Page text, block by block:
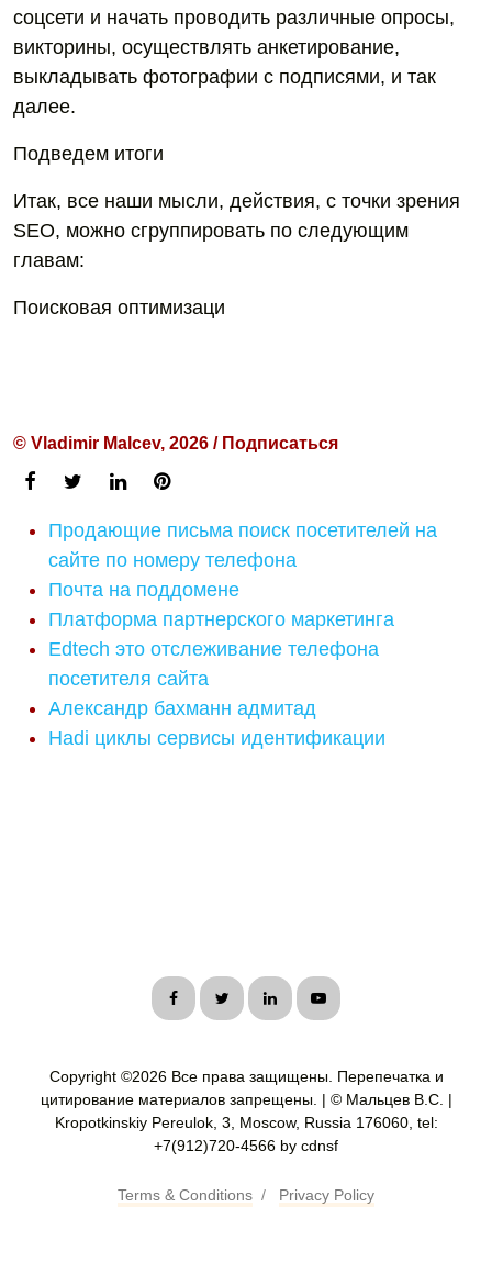
соцсети и начать проводить различные опросы,
викторины, осуществлять анкетирование,
выкладывать фотографии с подписями, и так
далее.
Подведем итоги
Итак, все наши мысли, действия, с точки зрения
SEO, можно сгруппировать по следующим
главам:
Поисковая оптимизаци
© Vladimir Malcev, 2026 / Подписаться
Продающие письма поиск посетителей на
сайте по номеру телефона
Почта на поддомене
Платформа партнерского маркетинга
Edtech это отслеживание телефона
посетителя сайта
Александр бахманн адмитад
Hadi циклы сервисы идентификации
Copyright ©2026 Все права защищены. Перепечатка и
цитирование материалов запрещены. | © Мальцев В.С. |
Kropotkinskiy Pereulok, 3, Moscow, Russia 176060, tel:
+7(912)720-4566 by cdnsf
Terms & Conditions / Privacy Policy